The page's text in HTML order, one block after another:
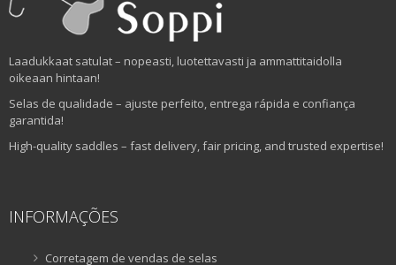
Laadukkaat satulat – nopeasti, luotettavasti ja ammattitaidolla
oikeaan hintaan!
Selas de qualidade – ajuste perfeito, entrega rápida e confiança
garantida!
High-quality saddles – fast delivery, fair pricing, and trusted expertise!
INFORMAÇÕES
Corretagem de vendas de selas